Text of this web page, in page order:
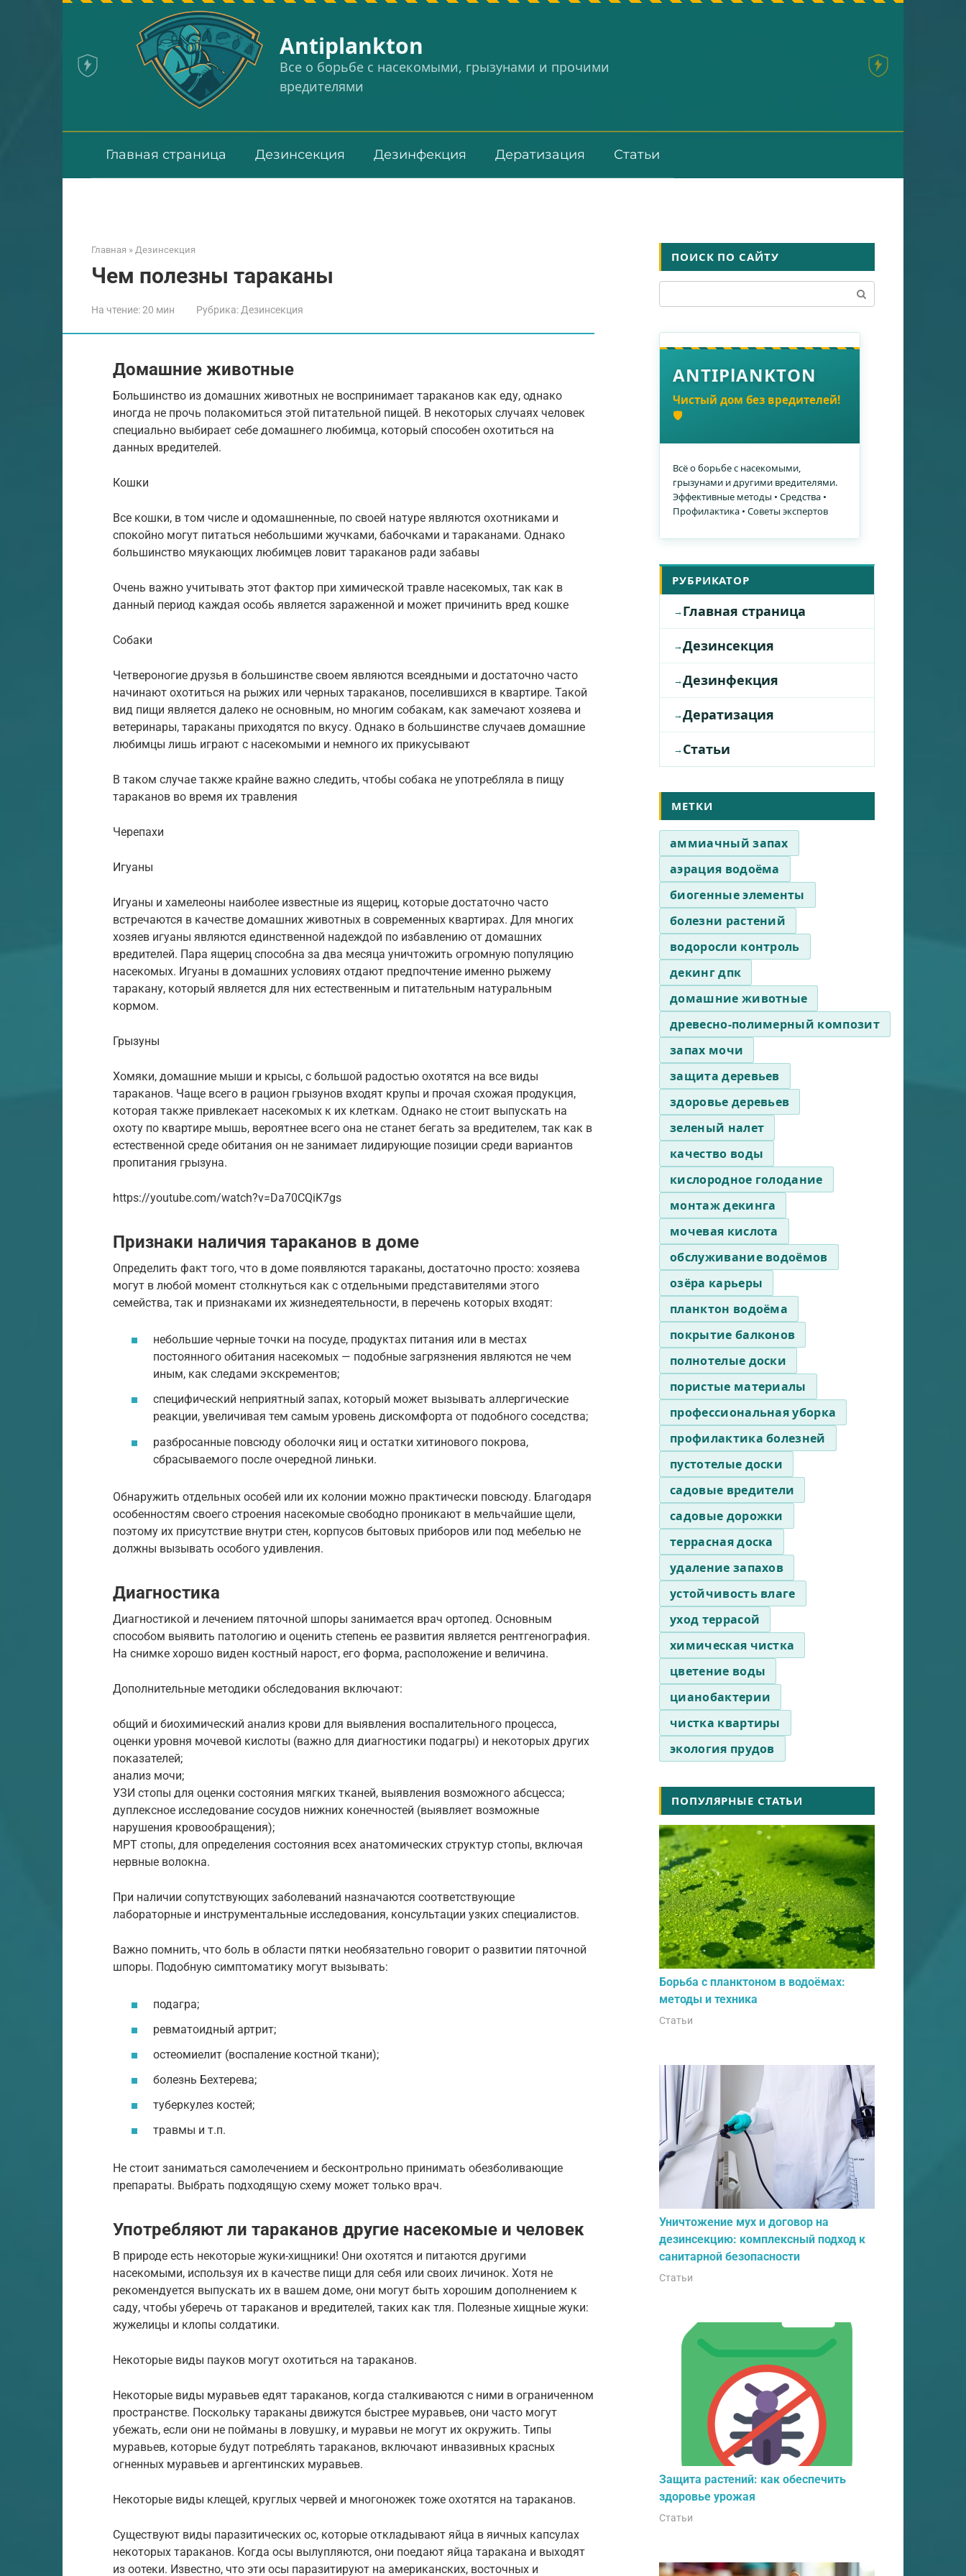
Аntiplankton
Все о борьбе с насекомыми, грызунами и прочими
вредителями
Главная страница Дезинсекция Дезинфекция Дератизация Статьи
Главная » Дезинсекция
Чем полезны тараканы
На чтение:20 мин Рубрика: Дезинсекция
Домашние животные
Большинство из домашних животных не воспринимает тараканов как еду, однако
иногда не прочь полакомиться этой питательной пищей. В некоторых случаях человек
специально выбирает себе домашнего любимца, который способен охотиться на
данных вредителей.
Кошки
Все кошки, в том числе и одомашненные, по своей натуре являются охотниками и
спокойно могут питаться небольшими жучками, бабочками и тараканами. Однако
большинство мяукающих любимцев ловит тараканов ради забавы
Очень важно учитывать этот фактор при химической травле насекомых, так как в
данный период каждая особь является зараженной и может причинить вред кошке
Собаки
Четвероногие друзья в большинстве своем являются всеядными и достаточно часто
начинают охотиться на рыжих или черных тараканов, поселившихся в квартире. Такой
вид пищи является далеко не основным, но многим собакам, как замечают хозяева и
ветеринары, тараканы приходятся по вкусу. Однако в большинстве случаев домашние
любимцы лишь играют с насекомыми и немного их прикусывают
В таком случае также крайне важно следить, чтобы собака не употребляла в пищу
тараканов во время их травления
Черепахи
Игуаны
Игуаны и хамелеоны наиболее известные из ящериц, которые достаточно часто
встречаются в качестве домашних животных в современных квартирах. Для многих
хозяев игуаны являются единственной надеждой по избавлению от домашних
вредителей. Пара ящериц способна за два месяца уничтожить огромную популяцию
насекомых. Игуаны в домашних условиях отдают предпочтение именно рыжему
таракану, который является для них естественным и питательным натуральным
кормом.
Грызуны
Хомяки, домашние мыши и крысы, с большой радостью охотятся на все виды
тараканов. Чаще всего в рацион грызунов входят крупы и прочая схожая продукция,
которая также привлекает насекомых к их клеткам. Однако не стоит выпускать на
охоту по квартире мышь, вероятнее всего она не станет бегать за вредителем, так как в
естественной среде обитания он не занимает лидирующие позиции среди вариантов
пропитания грызуна.
https://youtube.com/watch?v=Da70CQiK7gs
Признаки наличия тараканов в доме
Определить факт того, что в доме появляются тараканы, достаточно просто: хозяева
могут в любой момент столкнуться как с отдельными представителями этого
семейства, так и признаками их жизнедеятельности, в перечень которых входят:
небольшие черные точки на посуде, продуктах питания или в местах
постоянного обитания насекомых — подобные загрязнения являются не чем
иным, как следами экскрементов;
специфический неприятный запах, который может вызывать аллергические
реакции, увеличивая тем самым уровень дискомфорта от подобного соседства;
разбросанные повсюду оболочки яиц и остатки хитинового покрова,
сбрасываемого после очередной линьки.
Обнаружить отдельных особей или их колонии можно практически повсюду. Благодаря
особенностям своего строения насекомые свободно проникают в мельчайшие щели,
поэтому их присутствие внутри стен, корпусов бытовых приборов или под мебелью не
должны вызывать особого удивления.
Диагностика
Диагностикой и лечением пяточной шпоры занимается врач ортопед. Основным
способом выявить патологию и оценить степень ее развития является рентгенография.
На снимке хорошо виден костный нарост, его форма, расположение и величина.
Дополнительные методики обследования включают:
общий и биохимический анализ крови для выявления воспалительного процесса,
оценки уровня мочевой кислоты (важно для диагностики подагры) и некоторых других
показателей;
анализ мочи;
УЗИ стопы для оценки состояния мягких тканей, выявления возможного абсцесса;
дуплексное исследование сосудов нижних конечностей (выявляет возможные
нарушения кровообращения);
МРТ стопы, для определения состояния всех анатомических структур стопы, включая
нервные волокна.
При наличии сопутствующих заболеваний назначаются соответствующие
лабораторные и инструментальные исследования, консультации узких специалистов.
Важно помнить, что боль в области пятки необязательно говорит о развитии пяточной
шпоры. Подобную симптоматику могут вызывать:
подагра;
ревматоидный артрит;
остеомиелит (воспаление костной ткани);
болезнь Бехтерева;
туберкулез костей;
травмы и т.п.
Не стоит заниматься самолечением и бесконтрольно принимать обезболивающие
препараты. Выбрать подходящую схему может только врач.
Употребляют ли тараканов другие насекомые и человек
В природе есть некоторые жуки-хищники! Они охотятся и питаются другими
насекомыми, используя их в качестве пищи для себя или своих личинок. Хотя не
рекомендуется выпускать их в вашем доме, они могут быть хорошим дополнением к
саду, чтобы уберечь от тараканов и вредителей, таких как тля. Полезные хищные жуки:
жужелицы и клопы солдатики.
Некоторые виды пауков могут охотиться на тараканов.
Некоторые виды муравьев едят тараканов, когда сталкиваются с ними в ограниченном
пространстве. Поскольку тараканы движутся быстрее муравьев, они часто могут
убежать, если они не пойманы в ловушку, и муравьи не могут их окружить. Типы
муравьев, которые будут потреблять тараканов, включают инвазивных красных
огненных муравьев и аргентинских муравьев.
Некоторые виды клещей, круглых червей и многоножек тоже охотятся на тараканов.
Существуют виды паразитических ос, которые откладывают яйца в яичных капсулах
некоторых тараканов. Когда осы вылупляются, они поедают яйца таракана и выходят
из оотеки. Известно, что эти осы паразитируют на американских, восточных и
ПОИСК ПО САЙТУ
ANTIPlANKTON
Чистый дом без вредителей!
🛡️
Всё о борьбе с насекомыми,
грызунами и другими вредителями.
Эффективные методы • Средства •
Профилактика • Советы экспертов
РУБРИКАТОР
Главная страница
Дезинсекция
Дезинфекция
Дератизация
Статьи
МЕТКИ
аммиачный запах
аэрация водоёма
биогенные элементы
болезни растений
водоросли контроль
декинг дпк
домашние животные
древесно-полимерный композит
запах мочи
защита деревьев
здоровье деревьев
зеленый налет
качество воды
кислородное голодание
монтаж декинга
мочевая кислота
обслуживание водоёмов
озёра карьеры
планктон водоёма
покрытие балконов
полнотелые доски
пористые материалы
профессиональная уборка
профилактика болезней
пустотелые доски
садовые вредители
садовые дорожки
террасная доска
удаление запахов
устойчивость влаге
уход террасой
химическая чистка
цветение воды
цианобактерии
чистка квартиры
экология прудов
ПОПУЛЯРНЫЕ СТАТЬИ
Борьба с планктоном в водоёмах:
методы и техника
Статьи
Уничтожение мух и договор на
дезинсекцию: комплексный подход к
санитарной безопасности
Статьи
Защита растений: как обеспечить
здоровье урожая
Статьи